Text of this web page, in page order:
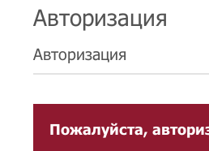
Авторизация
Авторизация
Пожалуйста,